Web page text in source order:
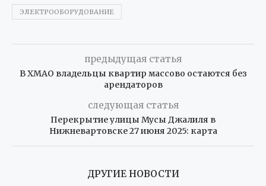
ЭЛЕКТРООБОРУДОВАНИЕ
предыдущая статья
В ХМАО владельцы квартир массово остаются без
арендаторов
следующая статья
Перекрытие улицы Мусы Джалиля в
Нижневартовске 27 июня 2025: карта
ДРУГИЕ НОВОСТИ